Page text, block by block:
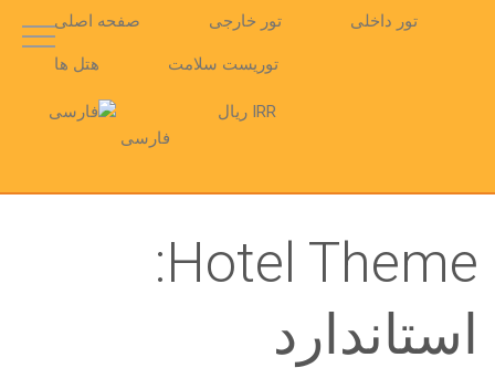
صفحه اصلی تور خارجی تور داخلی
هتل ها توریست سلامت
فارسی
IRR ریال
Hotel Theme:
استاندارد